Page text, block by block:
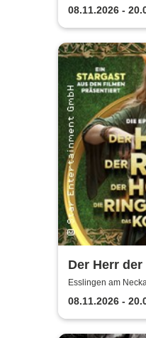
Music
08.11.2026 -
Der Herr
Hobbit
Esslingen am
08.11.2026 -